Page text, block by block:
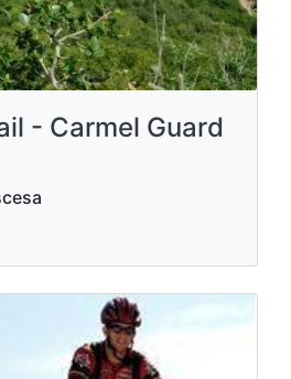
- Carmel Guard